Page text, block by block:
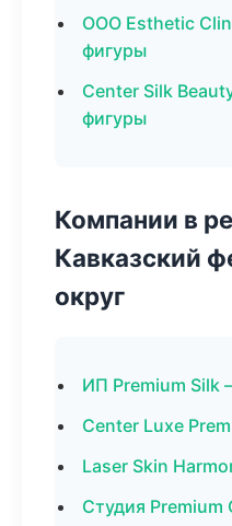
ООО Esthetic
фигуры
Center Silk
фигуры
Компании в
Кавказский
округ
ИП Premium Silk
Center Luxe
Laser Skin
Студия